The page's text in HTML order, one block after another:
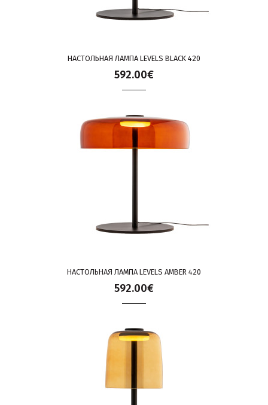
НАСТОЛЬНАЯ ЛАМПА LEVELS BLACK 420
592.00€
НАСТОЛЬНАЯ ЛАМПА LEVELS AMBER 420
592.00€